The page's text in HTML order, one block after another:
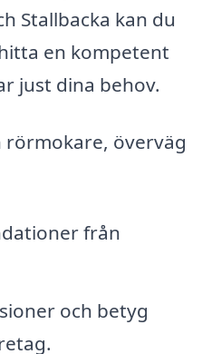
Stallbacka kan du
en kompetent
just dina behov.
rörmokare, överväg
från
och betyg